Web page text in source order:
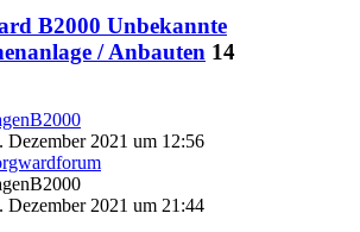
B2000 Unbekannte
/ Anbauten 14
Dezember 2021 um 12:56
Dezember 2021 um 21:44